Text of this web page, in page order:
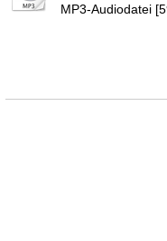
MP3-Audiodatei